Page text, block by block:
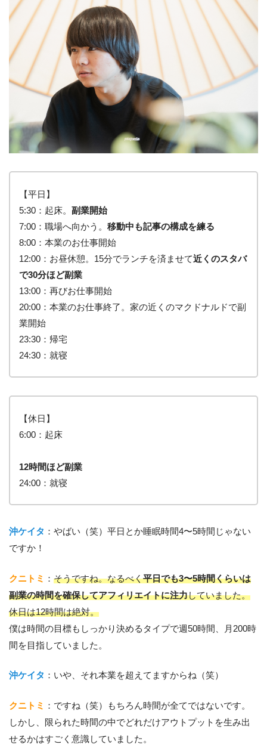
【平日】
5:30：起床。 副業開始
7:00：職場へ向かう。 移動中も記事の構成を練る
8:00：本業のお仕事開始
12:00：お昼休憩。15分でランチを済ませて近くのスタバ
で30分ほど副業
13:00：再びお仕事開始
20:00：本業のお仕事終了。家の近くのマクドナルドで副
業開始
23:30：帰宅
24:30：就寝
【休日】
6:00：起床
12時間ほど副業
24:00：就寝
沖ケイタ ：やばい（笑）平日とか睡眠時間4〜5時間じゃない
ですか！
クニトミ ： そうですね。なるべく平日でも3〜5時間くらいは
副業の時間を確保してアフィリエイトに注力していました。
休日は12時間は絶対。
僕は時間の目標もしっかり決めるタイプで週50時間、月200時
間を目指していました。
沖ケイタ ：いや、それ本業を超えてますからね（笑）
クニトミ ：ですね（笑）もちろん時間が全てではないです。
しかし、限られた時間の中でどれだけアウトプットを生み出
せるかはすごく意識していました。